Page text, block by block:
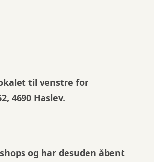
til venstre for
4690 Haslev.
og har desuden åbent